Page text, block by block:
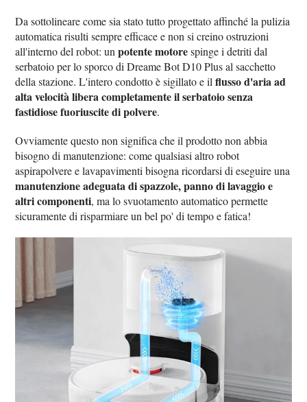
Da sottolineare come sia stato tutto progettato affinché la pulizia
automatica risulti sempre efficace e non si creino ostruzioni
all'interno del robot: unpotente motorespinge i detriti dal
serbatoio per lo sporco di Dreame Bot D10 Plus al sacchetto
della stazione. L'intero condotto è sigillato e ilflusso d'aria ad
alta velocità libera completamente il serbatoio senza
fastidiose fuoriuscite di polvere.
Ovviamente questo non significa che il prodotto non abbia
bisogno di manutenzione: come qualsiasi altro robot
aspirapolvere e lavapavimenti bisogna ricordarsi di eseguire una
manutenzione adeguata di spazzole, panno di lavaggio e
altri componenti, ma lo svuotamento automatico permette
sicuramente di risparmiare un bel po' di tempo e fatica!